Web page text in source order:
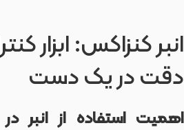
انبر کنزاکس: ابزار
دقت در یک دست
اهمیت استفاده از انبر